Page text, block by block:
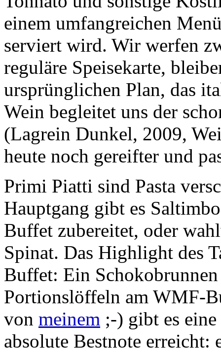
einem umfangreichen
serviert wird. Wir werfen
reguläre Speisekarte,
ursprünglichen Plan, das
Wein begleitet uns der
(Lagrein Dunkel, 2009,
heute noch gereifter und
Primi Piatti sind Pasta
Hauptgang gibt es
Buffet zubereitet, oder
Spinat. Das Highlight des
Buffet: Ein
Portionslöffeln am WMF-
von meinem ;-) gibt es
absolute Bestnote